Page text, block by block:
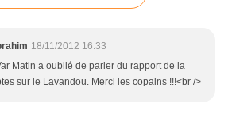
18/11/2012 16:33
Matin a oublié de parler du rapport de la
sur le Lavandou. Merci les copains !!!<br />